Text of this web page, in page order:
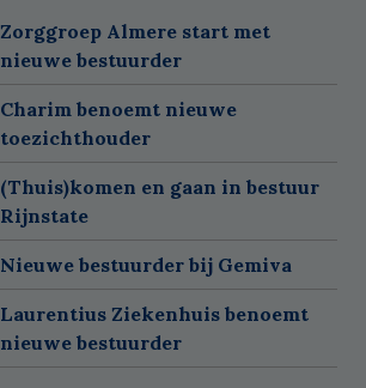
Zorggroep Almere start met
nieuwe bestuurder
Charim benoemt nieuwe
toezichthouder
(Thuis)komen en gaan in bestuur
Rijnstate
Nieuwe bestuurder bij Gemiva
Laurentius Ziekenhuis benoemt
nieuwe bestuurder